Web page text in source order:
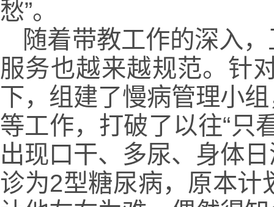
愁”。
随着带教工作的深入
服务也越来越规范。针
下，组建了慢病管理小
等工作，打破了以往“只
出现口干、多尿、身体
诊为2型糖尿病，原本